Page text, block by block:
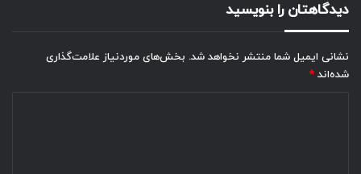
دیدگاهتان را بنویسید
نشانی ایمیل شما منتشر نخواهد شد. بخش‌های موردنیاز علامت‌گذاری
شده‌اند *